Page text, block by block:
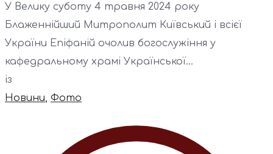
У Велику суботу 4 травня 2024 року
Блаженнійший Митрополит Київський і всієї
України Епіфаній очолив богослужіння у
кафедральному храмі Української...
із
Новини, Фото